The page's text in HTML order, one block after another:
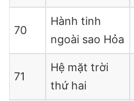
70
Hành tinh
ngoài sao Hỏa
71
Hệ mặt trời
thứ hai